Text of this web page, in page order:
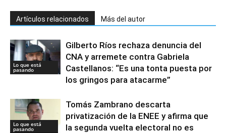
Artículos relacionados Más del autor
Lo que está
pasando
Gilberto Ríos rechaza denuncia del
CNA y arremete contra Gabriela
Castellanos: “Es una tonta puesta por
los gringos para atacarme”
Lo que está
pasando
Tomás Zambrano descarta
privatización de la ENEE y afirma que
la segunda vuelta electoral no es